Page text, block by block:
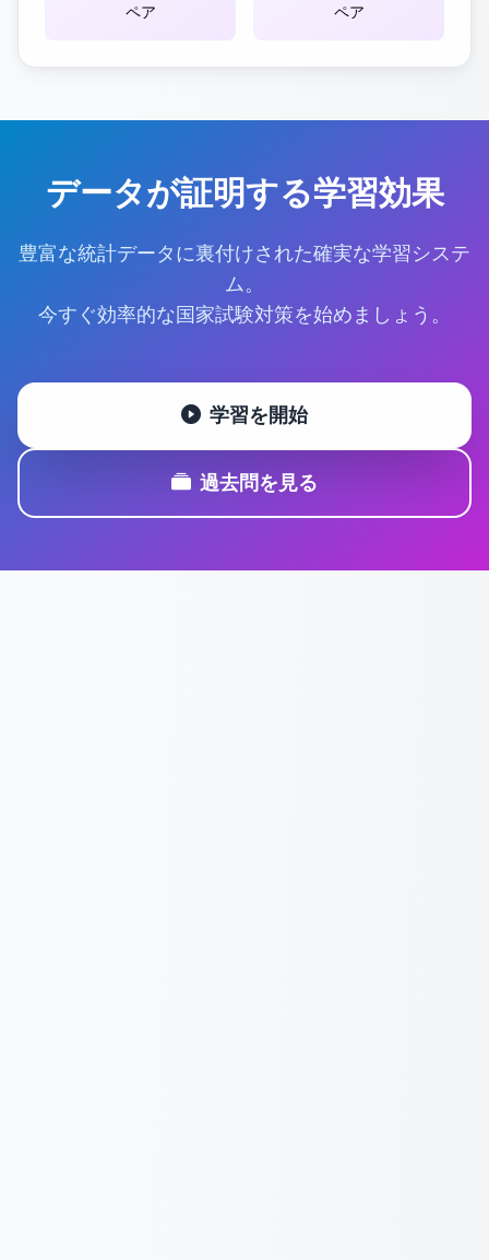
ペア ペア
データが証明する学習効果
豊富な統計データに裏付けされた確実な学習システ
ム。
今すぐ効率的な国家試験対策を始めましょう。
学習を開始
過去問を見る